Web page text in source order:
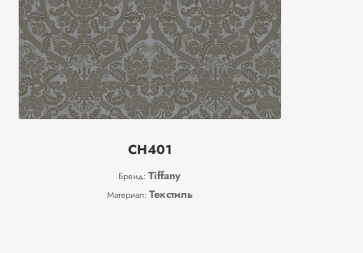
CH401
Бренд:Tiffany
Материал: Текстиль